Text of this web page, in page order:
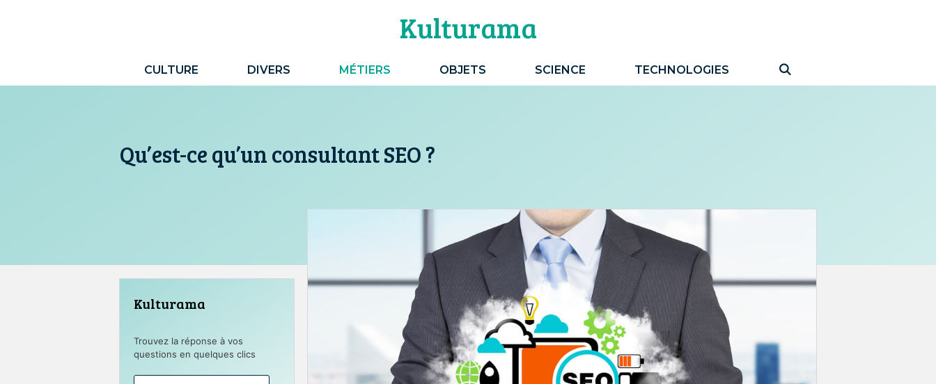
Kulturama
CULTURE DIVERS MÉTIERS OBJETS SCIENCE TECHNOLOGIES
Qu’est-ce qu’un consultant SEO ?
Kulturama
Trouvez la réponse à vos
questions en quelques clics